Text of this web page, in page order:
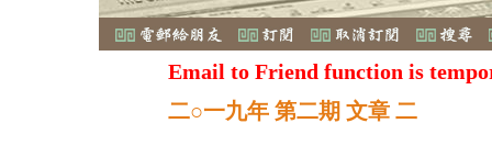
Email to Friend function is
二○一九年 第二期 文章 二